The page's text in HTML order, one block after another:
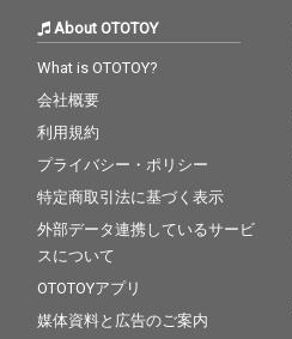
About OTOTOY
What is OTOTOY?
会社概要
利用規約
プライバシー・ポリシー
特定商取引法に基づく表示
外部データ連携しているサービ
スについて
OTOTOYアプリ
媒体資料と広告のご案内